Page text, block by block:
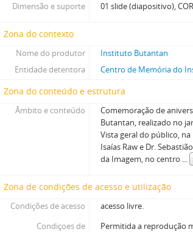
Dimensão e suporte
01 slide (diapositivo),
Zona do contexto
Nome do produtor
Instituto Butantan
Entidade detentora
Centro de Memória do
Zona do conteúdo e estrutura
Âmbito e conteúdo
Comemoração de
Butantan, realizado no
Vista geral do público,
Isaías Raw e Dr.
da Imagem, no centro ...
Zona de condições de acesso e utilização
Condições de acesso
acesso livre.
Condiçoes de
Permitida a reprodução